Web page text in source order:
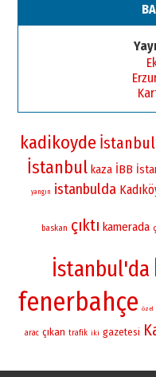
kadikoyde
İstanbul kaza İBB
yangın istanbulda
baskan çıktı kamerada
İstanbul'da
fenerbahçe özel
arac çıkan trafik iki gazetesi